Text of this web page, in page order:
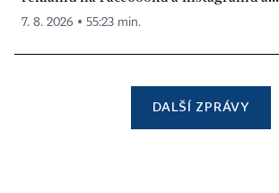
7. 8. 2026 ▪ 55:23 min.
DALŠÍ ZPRÁVY